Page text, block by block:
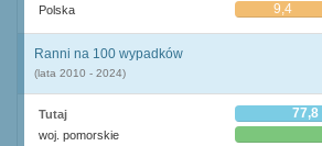
Polska 9,4
Ranni na 100 wypadków
(lata 2010 - 2024)
Tutaj 77,8
woj. pomorskie